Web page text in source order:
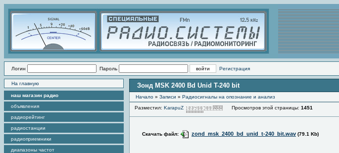
Логин Пароль Регистрация
На главную
наш магазин радио
объявления
радиорейтинг
радиостанции
радиоприемники
диапазоны частот
Зонд MSK 2400 Bd Unid T-240 bit
Начало » Записи » Радиоcигналы на опознание и анализ
Разместил: KarapuZ Просмотров этой страницы: 1451
Скачать файл: zond_msk_2400_bd_unid_t-240_bit.wav (79.1 Kb)